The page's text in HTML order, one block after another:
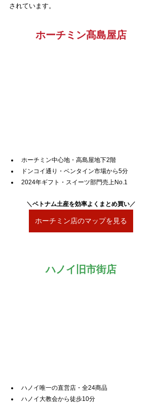
されています。
ホーチミン髙島屋店
ホーチミン中心地・高島屋地下2階
ドンコイ通り・ベンタイン市場から5分
2024年ギフト・スイーツ部門売上No.1
＼ベトナム土産を効率よくまとめ買い／
ホーチミン店のマップを見る
ハノイ旧市街店
ハノイ唯一の直営店・全24商品
ハノイ大教会から徒歩10分